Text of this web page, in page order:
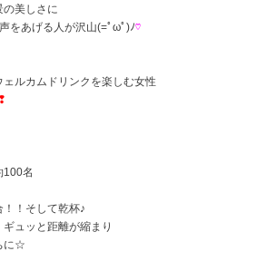
の美しさに
をあげる人が沢山(=ﾟωﾟ)ﾉ♡
ルカムドリンクを楽しむ女性
100名
！そして乾杯♪
ュッと距離が縮まり
に☆